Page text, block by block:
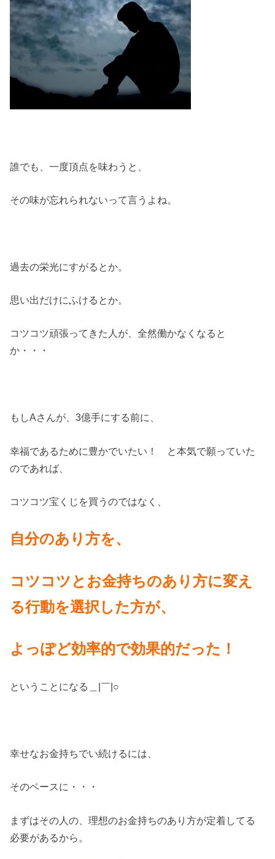
誰でも、一度頂点を味わうと、
その味が忘れられないって言うよね。
過去の栄光にすがるとか。
思い出だけにふけるとか。
コツコツ頑張ってきた人が、全然働かなくなると
か・・・
もしAさんが、3億手にする前に、
幸福であるために豊かでいたい！ と本気で願っていた
のであれば、
コツコツ宝くじを買うのではなく、
自分のあり方を、
コツコツと お金持ちのあり方に変え
る行動を選択した方が、
よっぽど効率的で効果的だった！
ということになる＿|￣|○
幸せなお金持ちでい続けるには、
そのベースに・・・
まずはその人の、理想のお金持ちのあり方が定着してる
必要があるから。